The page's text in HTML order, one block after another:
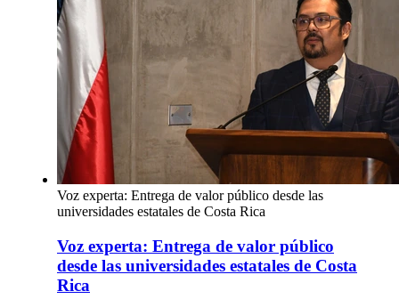
Voz experta: Entrega de valor público desde las
universidades estatales de Costa Rica
Voz experta: Entrega de valor público
desde las universidades estatales de Costa
Rica